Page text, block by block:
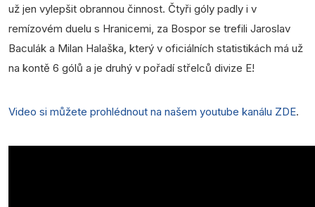
už jen vylepšit obrannou činnost. Čtyři góly padly i v
remízovém duelu s Hranicemi, za Bospor se trefili Jaroslav
Baculák a Milan Halaška, který v oficiálních statistikách má už
na kontě 6 gólů a je druhý v pořadí střelců divize E!
Video si můžete prohlédnout na našem youtube kanálu ZDE.